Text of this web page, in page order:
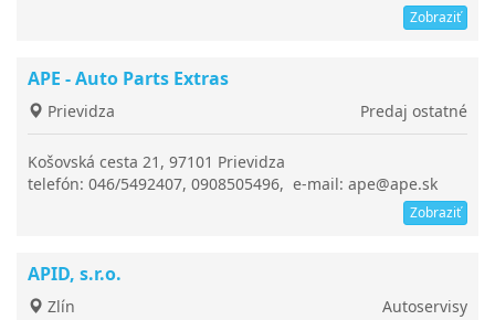
Zobraziť
APE - Auto Parts Extras
Prievidza Predaj ostatné
Košovská cesta 21, 97101 Prievidza
telefón: 046/5492407, 0908505496, e-mail: ape@ape.sk
Zobraziť
APID, s.r.o.
Zlín Autoservisy